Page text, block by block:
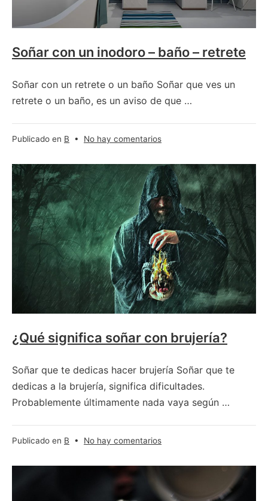
Soñar con un inodoro – baño – retrete
Soñar con un retrete o un baño Soñar que ves un
retrete o un baño, es un aviso de que …
Publicado en B • No hay comentariosen
con
un
inodoro
–
baño
–
retrete
¿Qué significa soñar con brujería?
Soñar que te dedicas hacer brujería Soñar que te
dedicas a la brujería, significa dificultades.
Probablemente últimamente nada vaya según …
Publicado en B • No hay comentariosen
significa
con